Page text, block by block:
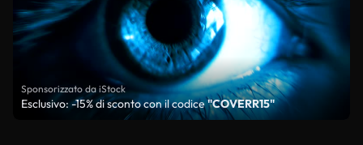
Sponsorizzato da iStock
Esclusivo: -15% di sconto con il codice"COVERR15"